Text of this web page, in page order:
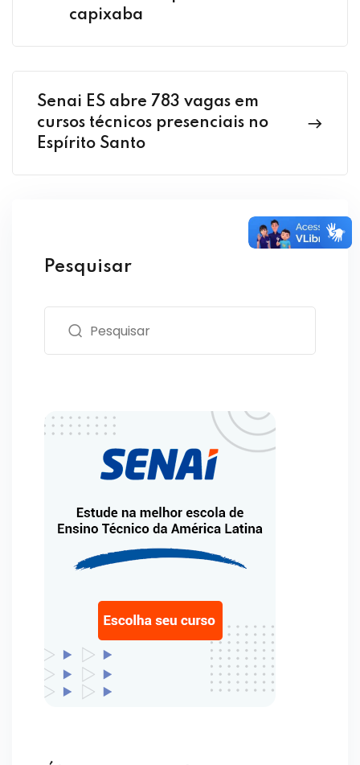
capixaba
Senai ES abre 783 vagas em
cursos técnicos presenciais no
Espírito Santo
Pesquisar